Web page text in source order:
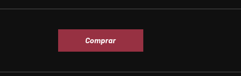
Comprar